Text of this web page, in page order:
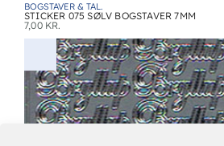
BOGSTAVER & TAL.
STICKER 075 SØLV BOGSTAVER 7MM
7,00 KR.